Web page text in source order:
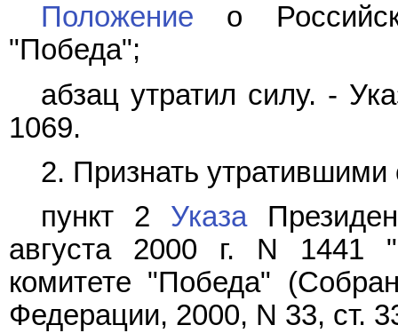
Положение о
"Победа";
абзац утратил силу. -
1069.
2. Признать утратившими
пункт 2 Указа
августа 2000 г. N 1441
комитете "Победа"
Федерации, 2000, N 33, ст.